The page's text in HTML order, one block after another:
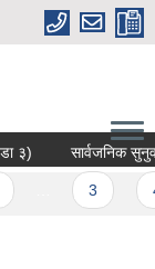
सार्वजनिक सुनुवाई